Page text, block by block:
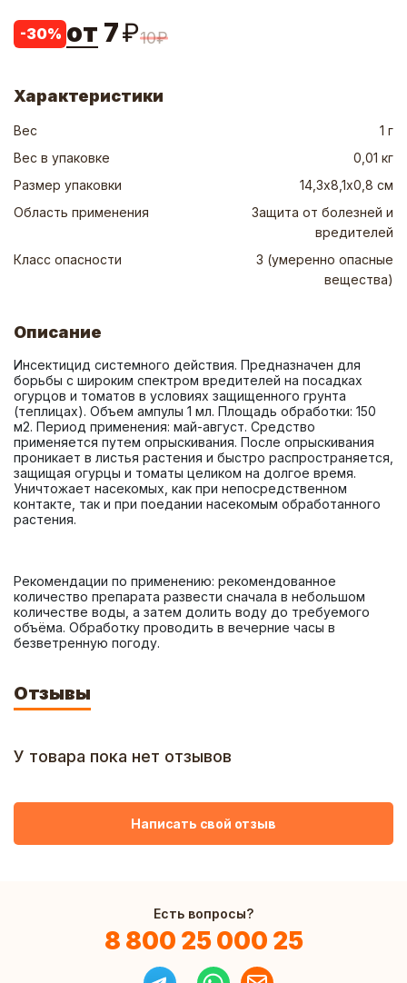
-30% от 7₽10₽
Характеристики
Вес
1 г
Вес в упаковке
0,01 кг
Размер упаковки
14,3х8,1х0,8 см
Область применения
Защита от болезней и
вредителей
Класс опасности
3 (умеренно опасные
вещества)
Описание
Инсектицид системного действия. Предназначен для
борьбы с широким спектром вредителей на посадках
огурцов и томатов в условиях защищенного грунта
(теплицах). Объем ампулы 1 мл. Площадь обработки: 150
м2. Период применения: май-август. Средство
применяется путем опрыскивания. После опрыскивания
проникает в листья растения и быстро распространяется,
защищая огурцы и томаты целиком на долгое время.
Уничтожает насекомых, как при непосредственном
контакте, так и при поедании насекомым обработанного
Рекомендации по применению: рекомендованное
количество препарата развести сначала в небольшом
количестве воды, а затем долить воду до требуемого
объёма. Обработку проводить в вечерние часы в
безветренную погоду.
Отзывы
У товара пока нет отзывов
Написать свой отзыв
Есть вопросы?
8 800 25 000 25